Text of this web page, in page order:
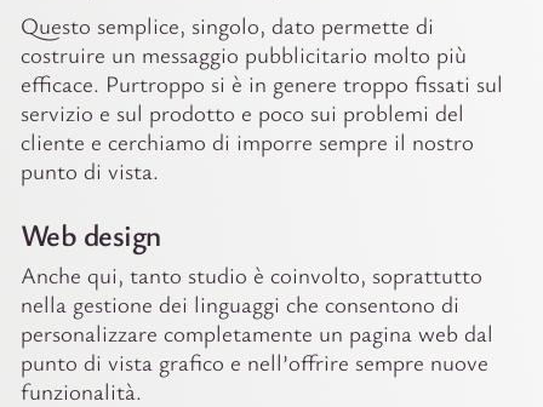
Questo semplice, singolo, dato permette di
costruire un messaggio pubblicitario molto più
efficace. Purtroppo si è in genere troppo fissati sul
servizio e sul prodotto e poco sui problemi del
cliente e cerchiamo di imporre sempre il nostro
punto di vista.
Web design
Anche qui, tanto studio è coinvolto, soprattutto
nella gestione dei linguaggi che consentono di
personalizzare completamente un pagina web dal
punto di vista grafico e nell’offrire sempre nuove
funzionalità.